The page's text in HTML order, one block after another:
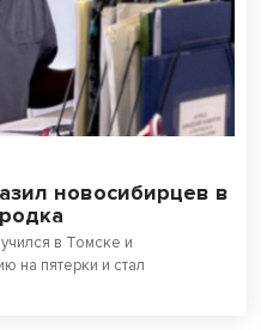
новосибирцев в
в Томске и
на пятерки и стал